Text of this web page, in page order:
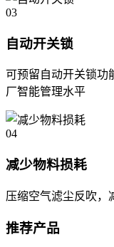
03
自动开关锁
可预留自动开关锁功
厂智能管理水平
04
减少物料损耗
压缩空气滤尘反吹，
推荐产品